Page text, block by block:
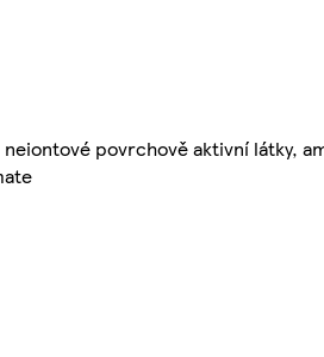
neiontové povrchově aktivní látky,